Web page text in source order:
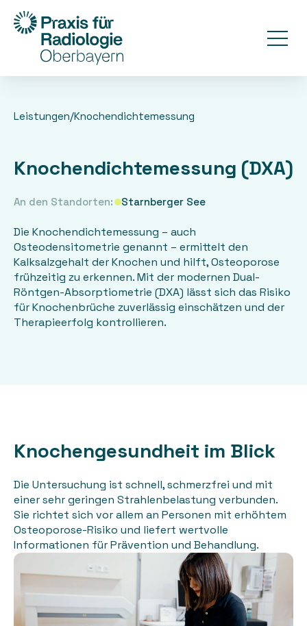
Leistungen/Knochendichtemessung
Knochendichtemessung (DXA)
An den Standorten: Starnberger See
Die Knochendichtemessung – auch
Osteodensitometrie genannt – ermittelt den
Kalksalzgehalt der Knochen und hilft, Osteoporose
frühzeitig zu erkennen. Mit der modernen Dual-
Röntgen-Absorptiometrie (DXA) lässt sich das Risiko
für Knochenbrüche zuverlässig einschätzen und der
Therapieerfolg kontrollieren.
Knochengesundheit im Blick
Die Untersuchung ist schnell, schmerzfrei und mit
einer sehr geringen Strahlenbelastung verbunden.
Sie richtet sich vor allem an Personen mit erhöhtem
Osteoporose-Risiko und liefert wertvolle
Informationen für Prävention und Behandlung.